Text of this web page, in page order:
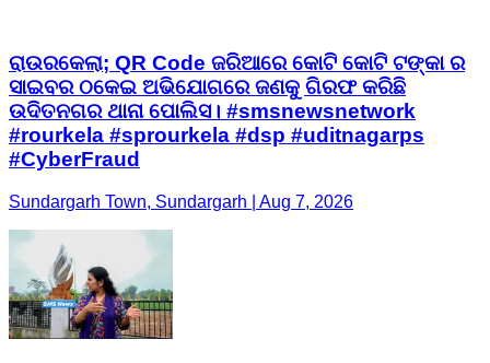
ରାଉରକେଲା; QR Code ଜରିଆରେ କୋଟି କୋଟି ଟଙ୍କା ର
ସାଇବର ଠକେଇ ଅଭିଯୋଗରେ ଜଣକୁ ଗିରଫ କରିଛି
ଉଦିତନଗର ଥାନା ପୋଲିସ। #smsnewsnetwork
#rourkela #sprourkela #dsp #uditnagarps
#CyberFraud
Sundargarh Town, Sundargarh | Aug 7, 2026